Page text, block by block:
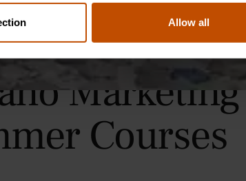
Allow all
Courses